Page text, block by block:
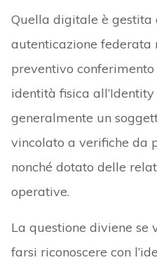
Quella digitale è
autenticazione federata
preventivo
identità fisica all’Identity
generalmente un
vincolato a verifiche da
nonché dotato delle
operative.
La questione diviene se
farsi riconoscere con